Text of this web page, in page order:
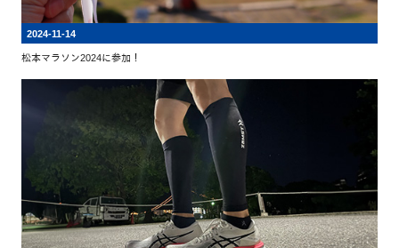
2024-11-14
松本マラソン2024に参加！